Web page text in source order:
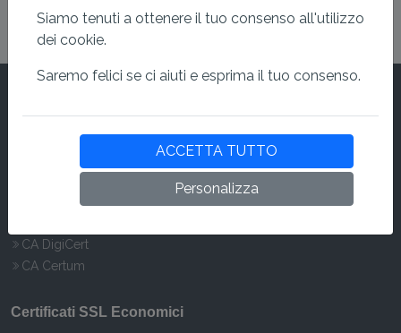
CA GeoTrust
CA DigiCert
CA Certum
Certificati SSL Economici
Siamo tenuti a ottenere il tuo consenso all'utilizzo
dei cookie.
Saremo felici se ci aiuti e esprima il tuo consenso.
ACCETTA TUTTO
Personalizza